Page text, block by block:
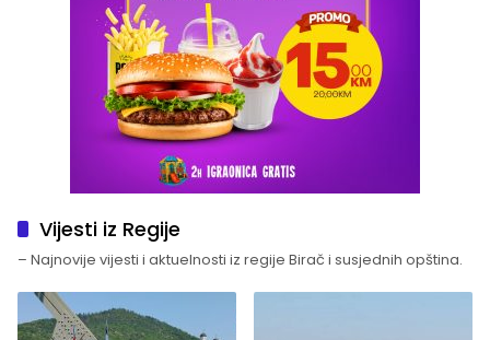
Vijesti iz Regije
– Najnovije vijesti i aktuelnosti iz regije Birač i susjednih opština.